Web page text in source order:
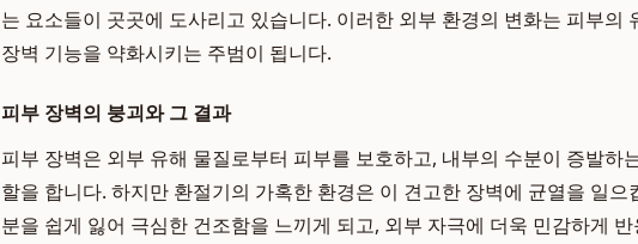
는 요소들이 곳곳에 도사리고 있습니다. 이러한 외부 환경의 변화는 피부의
장벽 기능을 약화시키는 주범이 됩니다.
피부 장벽의 붕괴와 그 결과
피부 장벽은 외부 유해 물질로부터 피부를 보호하고, 내부의 수분이 증발하
할을 합니다. 하지만 환절기의 가혹한 환경은 이 견고한 장벽에 균열을 일
분을 쉽게 잃어 극심한 건조함을 느끼게 되고, 외부 자극에 더욱 민감하게